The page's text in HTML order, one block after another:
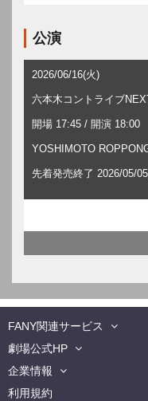
公演
2026/06/16(火)
六本木コントライブ
開場 17:45 / 開演 18:00
YOSHIMOTO
先着発売終了 2026/05/
FANY関連サービス
劇場公式HP
企業情報
利用規約